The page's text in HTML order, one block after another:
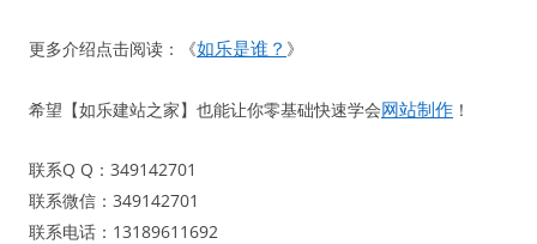
更多介绍点击阅读：《如乐是谁？ 》
希望【如乐建站之家】也能让你零基础快速学会网站制作 ！
联系Q Q：349142701
联系微信：349142701
联系电话：13189611692